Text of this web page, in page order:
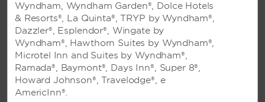
Os hóspedes podem relaxar, rejuvenescer e
se refrescar, aproveitando nossas
comodidades de luxo, incluindo uma piscina
ao ar livre com sublime terraço e solário,
centro de fitness de ponta, banheira de
hidromassagem, esportes aquáticos próximos
à praia, spa com serviço completo e salão de
beleza. Somos um resort verdadeiramente
Wyndham, Wyndham Garden®, Dolce Hotels
& Resorts®, La Quinta®, TRYP by Wyndham®,
Dazzler®, Esplendor®, Wingate by
Wyndham®, Hawthorn Suites by Wyndham®,
Microtel Inn and Suites by Wyndham®,
Ramada®, Baymont®, Days Inn®, Super 8®,
Howard Johnson®, Travelodge®, e
AmericInn®.